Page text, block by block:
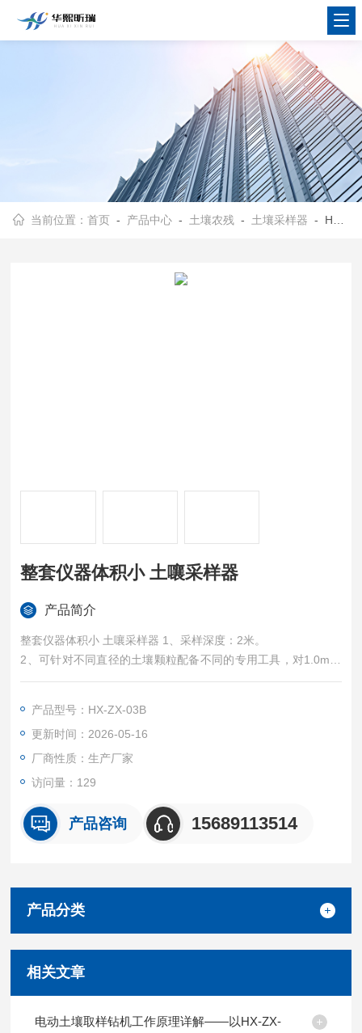
当前位置：首页 - 产品中心 - 土壤农残 - 土壤采样器 - HX-ZX-03B整套仪器体积小 土嚷采样器
整套仪器体积小 土嚷采样器
产品简介
整套仪器体积小 土嚷采样器 1、采样深度：2米。
2、可针对不同直径的土壤颗粒配备不同的专用工具，对1.0m内
深度和区域的土壤进行合理采样和分析。
头、泥浆土钻头、螺旋钻头，钻头直径3.0-10.0cm。
4、配延长杆：0.3m、0.6m、1.0m各一根。
产品型号：HX-ZX-03B
更新时间：2026-05-16
厂商性质：生产厂家
访问量：129
产品咨询 15689113514
产品分类
相关文章
电动土壤取样钻机工作原理详解——以HX-ZX-